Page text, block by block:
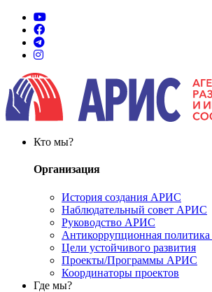
Кто мы?
Организация
История создания АРИС
Наблюдательный совет АРИС
Руководство АРИС
Антикоррупционная
Цели устойчивого развития
Проекты/Программы АРИС
Координаторы проектов
Где мы?